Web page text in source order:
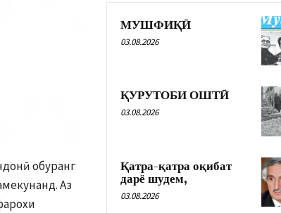
обуранг
Аз
МУШФИҚӢ
03.08.2026
ҚУРУТОБИ ОШТӢ
03.08.2026
Қатра-қатра оқибат
дарё шудем,
03.08.2026